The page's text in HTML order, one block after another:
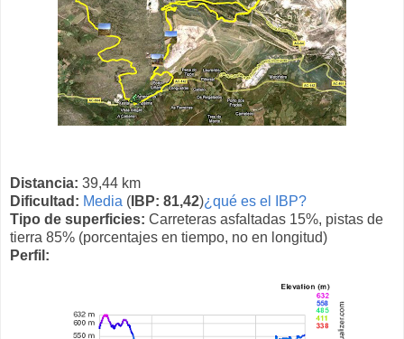
Distancia: 39,44 km
Dificultad: Media ( IBP: 81,42)¿qué es el IBP?
Tipo de superficies: Carreteras asfaltadas 15%, pistas de
tierra 85% (porcentajes en tiempo, no en longitud)
Perfil: